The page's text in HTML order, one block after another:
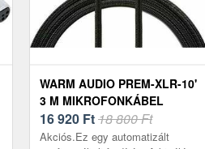
WARM AUDIO PREM-XLR-10'
3 M MIKROFONKÁBEL
16 920 Ft18 800 Ft
Akciós.Ez egy automatizált